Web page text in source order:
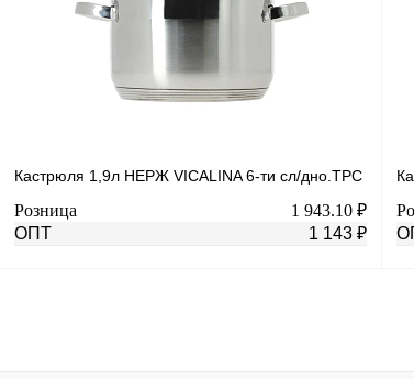
В избранное
В
Кастрюля 1,9л НЕРЖ VICALINA 6-ти сл/дно.ТРС
Розница
1 943.10 ₽
ОПТ
1 143 ₽
Купить в 1 клик К сравнению